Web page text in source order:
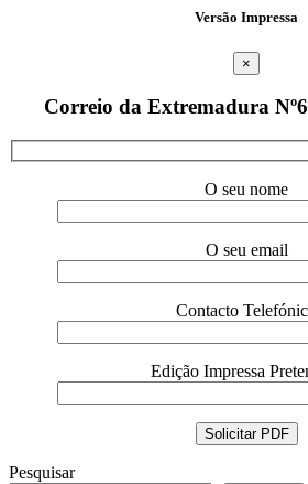
Versão Impressa
×
Correio da Extremadura
O seu nome
O seu email
Contacto
Edição Impressa
Pesquisar